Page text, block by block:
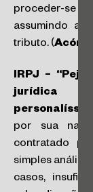
proceder-se
assumindo a
tributo. (
IRPJ –
jurídica
por sua
contratado
simples análise
casos,